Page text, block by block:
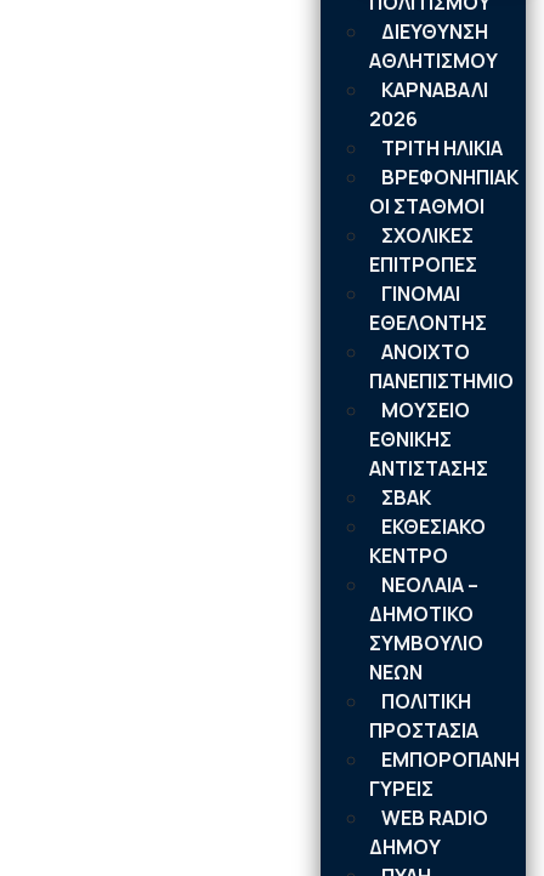
ΔΙΕΥΘΥΝΣΗ
ΑΘΛΗΤΙΣΜΟΥ
ΚΑΡΝΑΒΑΛΙ
2026
ΤΡΙΤΗ ΗΛΙΚΙΑ
ΒΡΕΦΟΝΗΠΙΑΚ
ΟΙ ΣΤΑΘΜΟΙ
ΣΧΟΛΙΚΕΣ
ΕΠΙΤΡΟΠΕΣ
ΓΙΝΟΜΑΙ
ΕΘΕΛΟΝΤΗΣ
ΑΝΟΙΧΤΟ
ΠΑΝΕΠΙΣΤΗΜΙΟ
ΜΟΥΣΕΙΟ
ΕΘΝΙΚΗΣ
ΑΝΤΙΣΤΑΣΗΣ
ΣΒΑΚ
ΕΚΘΕΣΙΑΚΟ
ΚΕΝΤΡΟ
ΝΕΟΛΑΙA –
ΔΗΜΟΤΙΚΟ
ΣΥΜΒΟΥΛΙΟ
ΝΕΩΝ
ΠΟΛΙΤΙΚΗ
ΠΡΟΣΤΑΣΙΑ
ΕΜΠΟΡΟΠΑΝΗ
ΓΥΡΕΙΣ
WEB RADIO
ΔΗΜΟΥ